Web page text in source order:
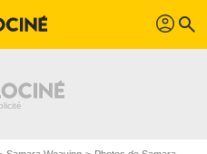
profil search